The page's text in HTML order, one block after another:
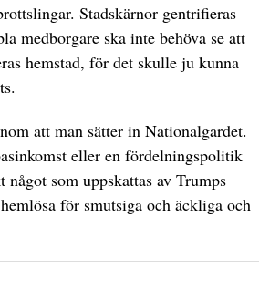
Stadskärnor gentrifieras
medborgare ska inte behöva se att
hemstad, för det skulle ju kunna
att man sätter in Nationalgardet.
eller en fördelningspolitik
som uppskattas av Trumps
för smutsiga och äckliga och